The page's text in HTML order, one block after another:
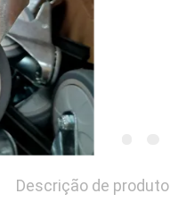
Descrição de produto